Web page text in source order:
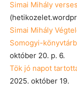
Simai Mihály
Simai Mihály
Somogyi-
október 20. p. 6.
Tök jó napot
2025. október 19.